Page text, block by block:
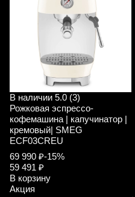
В наличии 5.0 (3)
Рожковая эспрессо-
кофемашина | капучинатор |
кремовый| SMEG
ECF03CREU
69 990 ₽-15%
59 491 ₽
В корзину
Акция